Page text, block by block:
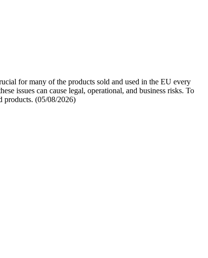
for many of the products sold and used in the EU every
issues can cause legal, operational, and business risks. To
products. (05/08/2026)